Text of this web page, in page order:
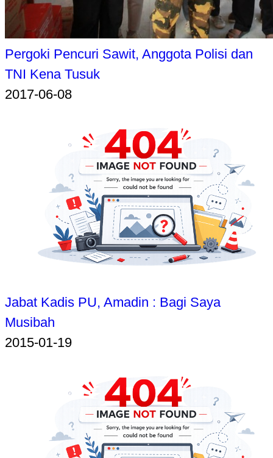
Pergoki Pencuri Sawit, Anggota Polisi dan
TNI Kena Tusuk
2017-06-08
Jabat Kadis PU, Amadin : Bagi Saya
Musibah
2015-01-19